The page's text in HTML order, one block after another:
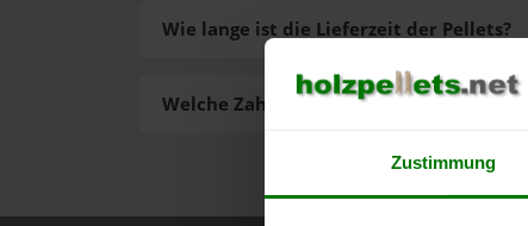
Zustimmung
Welche Zahlungsarten gibt es?
Wie lange ist die Lieferzeit der Pellets?